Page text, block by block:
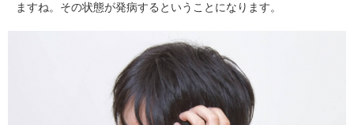
ますね。その状態が発病するということになります。